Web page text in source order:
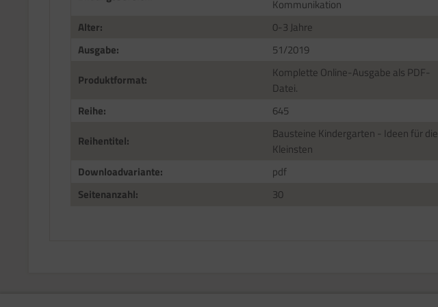
Kommunikation
Alter:
0-3 Jahre
Ausgabe:
51/2019
Produktformat:
Komplette Online-Ausgabe als PDF-
Datei.
Reihe:
645
Reihentitel:
Bausteine Kindergarten - Ideen für die
Kleinsten
Downloadvariante:
pdf
Seitenanzahl:
30